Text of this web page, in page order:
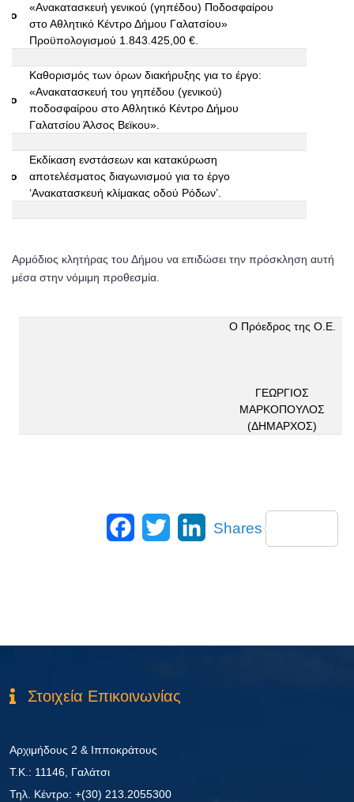
«Ανακατασκευή γενικού (γηπέδου) Ποδοσφαίρου
στο Αθλητικό Κέντρο Δήμου Γαλατσίου»
Προϋπολογισμού 1.843.425,00 €.
Καθορισμός των όρων διακήρυξης για το έργο:
«Ανακατασκευή του γηπέδου (γενικού)
ποδοσφαίρου στο Αθλητικό Κέντρο Δήμου
Γαλατσίου Άλσος Βεϊκου».
Εκδίκαση ενστάσεων και κατακύρωση
αποτελέσματος διαγωνισμού για το έργο
‘Ανακατασκευή κλίμακας οδού Ρόδων’.
Αρμόδιος κλητήρας του Δήμου να επιδώσει την πρόσκληση αυτή
μέσα στην νόμιμη προθεσμία.
Ο Πρόεδρος της Ο.Ε.
ΓΕΩΡΓΙΟΣ
ΜΑΡΚΟΠΟΥΛΟΣ
(ΔΗΜΑΡΧΟΣ)
Facebook
Twitter LinkedIn
Shares
Στοιχεία Επικοινωνίας
Αρχιμήδους 2 & Ιπποκράτους
Τ.Κ.: 11146, Γαλάτσι
Τηλ. Κέντρο: +(30) 213.2055300